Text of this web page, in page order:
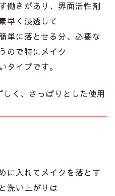
働きがあり、界面活性剤
早く浸透して
単に落とせる分、必要な
ので特にメイク
タイプです。
く、さっぱりとした使用
に入れてメイクを落とす
洗い上がりは